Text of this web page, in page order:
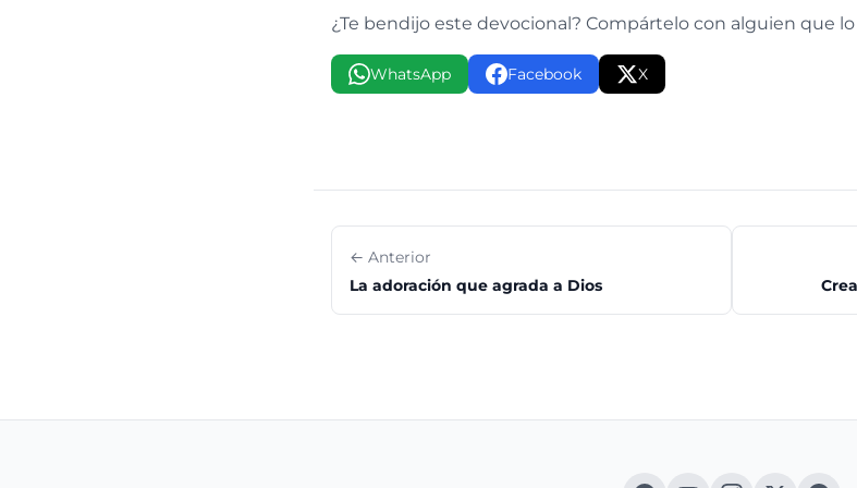
¿Te bendijo este devocional? Compártelo con alguien que
WhatsApp Facebook X
← Anterior
La adoración que agrada a Dios